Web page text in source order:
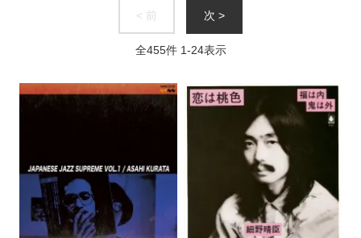
< 前 次 >
全455件 1-24表示